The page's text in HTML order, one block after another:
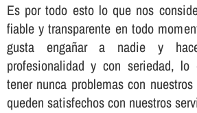
Es por todo esto lo que nos
fiable y transparente en todo
gusta engañar a nadie y
profesionalidad y con seriedad,
tener nunca problemas con
queden satisfechos con nuestros